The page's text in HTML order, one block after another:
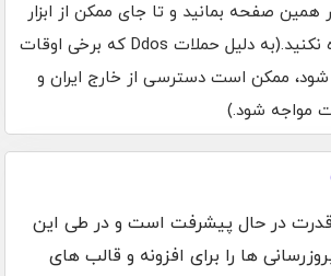
همین صفحه بمانید و تا جای ممکن از ابزار
های پروکسی استفاده نکنید.(به دلیل حملات Ddos که برخی اوقات
ممکن است دسترسی از خارج ایران و
مواجه شود.)
قدرت در حال پیشرفت است و در طی این
ها را برای افزونه و قالب های